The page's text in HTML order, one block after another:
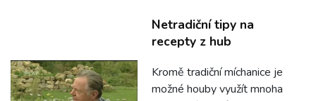
Netradiční tipy na
recepty z hub
Kromě tradiční míchanice je
možné houby využít mnoha